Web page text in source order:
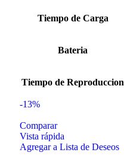
Tiempo de Carga
Bateria
Tiempo de Reproduccion
-13%
Comparar
Vista rápida
Agregar a Lista de Deseos